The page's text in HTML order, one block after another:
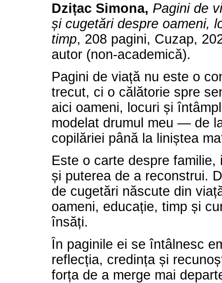
Dzițac Simona, Pagini de
și cugetări despre oameni,
timp, 208 pagini, Cuzap,
autor (non-academică).
Pagini de viață nu este o
trecut, ci o călătorie spre
aici oameni, locuri și
modelat drumul meu — de
copilăriei până la liniștea
Este o carte despre familie,
și puterea de a reconstrui.
de cugetări născute din
oameni, educație, timp și
însăți.
În paginile ei se întâlnesc
reflecția, credința și
forța de a merge mai